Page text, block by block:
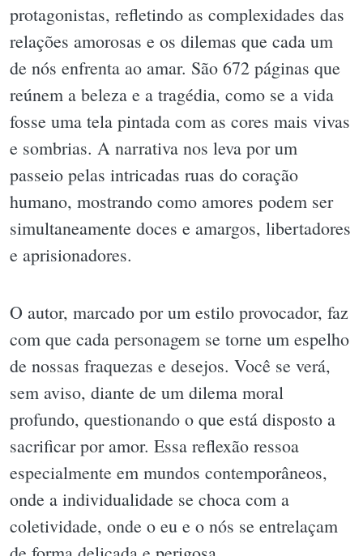
protagonistas, refletindo as complexidades das
relações amorosas e os dilemas que cada um
de nós enfrenta ao amar. São 672 páginas que
reúnem a beleza e a tragédia, como se a vida
fosse uma tela pintada com as cores mais vivas
e sombrias. A narrativa nos leva por um
passeio pelas intricadas ruas do coração
humano, mostrando como amores podem ser
simultaneamente doces e amargos, libertadores
e aprisionadores.
O autor, marcado por um estilo provocador, faz
com que cada personagem se torne um espelho
de nossas fraquezas e desejos. Você se verá,
sem aviso, diante de um dilema moral
profundo, questionando o que está disposto a
sacrificar por amor. Essa reflexão ressoa
especialmente em mundos contemporâneos,
onde a individualidade se choca com a
coletividade, onde o eu e o nós se entrelaçam